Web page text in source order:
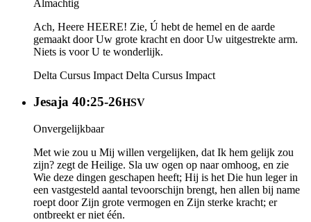
Almachtig
Ach, Heere HEERE! Zie, Ú hebt de hemel en de aarde
gemaakt door Uw grote kracht en door Uw uitgestrekte arm.
Niets is voor U te wonderlijk.
Delta Cursus Impact Delta Cursus Impact
Jesaja 40:25-26HSV
Onvergelijkbaar
Met wie zou u Mij willen vergelijken, dat Ik hem gelijk zou
zijn? zegt de Heilige. Sla uw ogen op naar omhoog, en zie
Wie deze dingen geschapen heeft; Hij is het Die hun leger in
een vastgesteld aantal tevoorschijn brengt, hen allen bij name
roept door Zijn grote vermogen en Zijn sterke kracht; er
ontbreekt er niet één.